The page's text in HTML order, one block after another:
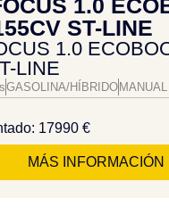
1.0
ST-LINE
1.0
LINE
GASOLINA/HÍBRIDO MANUAL
17990 €
MÁS INFORMACIÓN